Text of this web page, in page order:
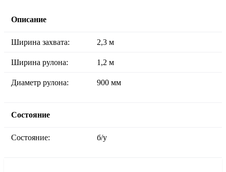
Описание
Ширина захвата: 2,3 м
Ширина рулона: 1,2 м
Диаметр рулона: 900 мм
Состояние
Состояние: б/у